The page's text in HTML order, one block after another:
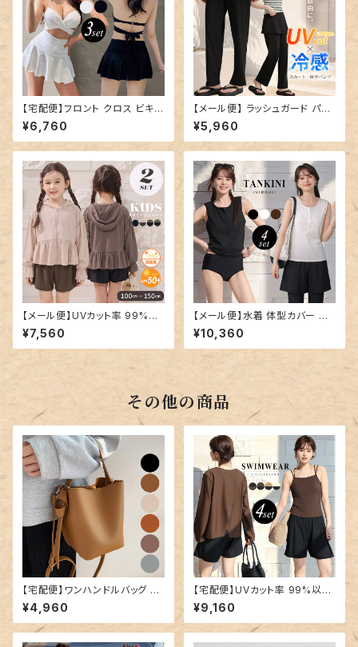
【宅配便】フロント クロス ビキニ
水着 レディース 体型カバー／h
ys3437
¥6,760
【メール便】 ラッシュガード パン
ツ レディース ロング／swimw
ear-b021
¥5,960
【メール便】UVカット率 99%以
上 キッズ 女の子 水着 セパレー
ト ラッシュガード パンツ／rash
guard103
¥7,560
【メール便】水着 体型カバー レ
ディース ヘンリーネック レギン
ス ショートパンツ タンキニ 4点
セット／hys3436
¥10,360
その他の商品
【宅配便】ワンハンドルバッグ ／
bag202
¥4,960
【宅配便】UVカット率 99%以上
水着 体型カバー キャミキニ レ
ディース 4点セット／hys3396
¥9,160